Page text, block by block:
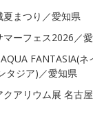
夏まつり／愛知県
マーフェス2026／
FANTASIA(ネ
タジア)／愛知県
クアリウム展 名古